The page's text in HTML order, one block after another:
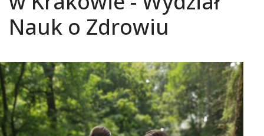
Nauk o Zdrowiu